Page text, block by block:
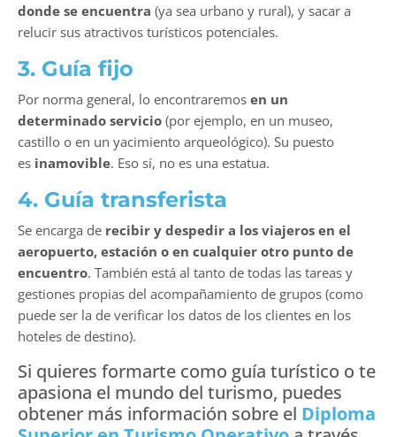
donde se encuentra (ya sea urbano y rural), y sacar a
relucir sus atractivos turísticos potenciales.
3. Guía fijo
Por norma general, lo encontraremos en un
determinado servicio (por ejemplo, en un museo,
castillo o en un yacimiento arqueológico). Su puesto
es inamovible. Eso sí, no es una estatua.
4. Guía transferista
Se encarga de recibir y despedir a los viajeros en el
aeropuerto, estación o en cualquier otro punto de
encuentro. También está al tanto de todas las tareas y
gestiones propias del acompañamiento de grupos (como
puede ser la de verificar los datos de los clientes en los
hoteles de destino).
Si quieres formarte como guía turístico o te
apasiona el mundo del turismo, puedes
obtener más información sobre el Diploma